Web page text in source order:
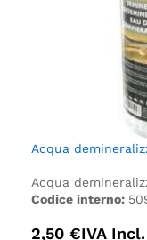
Acqua
Acqua
Codice interno:
2,50 €IVA Incl.